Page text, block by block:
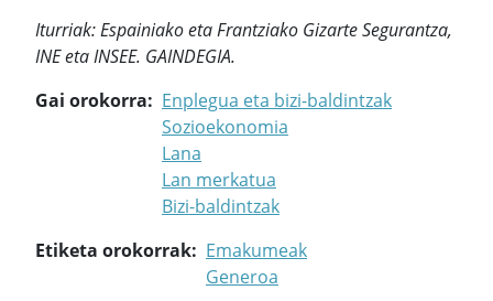
Iturriak: Espainiako eta Frantziako Gizarte Segurantza,
INE eta INSEE. GAINDEGIA.
Gai orokorra
Enplegua eta bizi-baldintzak
Sozioekonomia
Lana
Lan merkatua
Bizi-baldintzak
Etiketa orokorrak
Emakumeak
Generoa